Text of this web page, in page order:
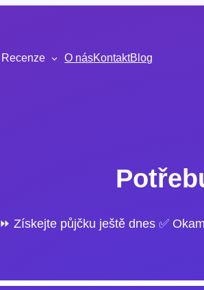
Recenze O násKontaktBlog
⏩ Získejte půjčku ještě dnes ✅